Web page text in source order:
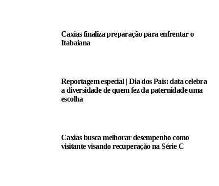
Caxias finaliza preparação para enfrentar o
Itabaiana
Reportagem especial | Dia dos Pais: data celebra
a diversidade de quem fez da paternidade uma
escolha
Caxias busca melhorar desempenho como
visitante visando recuperação na Série C